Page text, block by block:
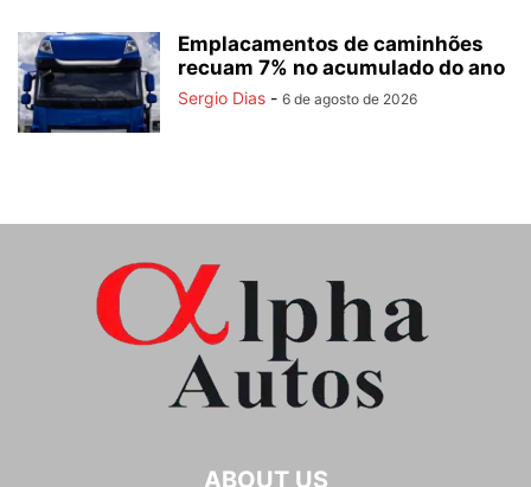
Emplacamentos de caminhões
recuam 7% no acumulado do ano
Sergio Dias - 6 de agosto de 2026
ABOUT US